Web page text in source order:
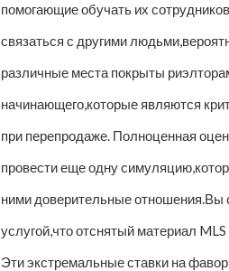
помогающие обучать их
связаться с другими
различные места покрыты
начинающего,которые являются
при перепродаже. Полноценная
провести еще одну
ними доверительные отношения.Вы
услугой,что отснятый материал
Эти экстремальные ставки на